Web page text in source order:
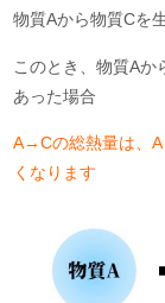
物質Aから物質Cを
このとき、物質Aか
あった場合
A→Cの総熱量は、
くなります